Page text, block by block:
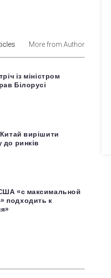
More from Author
із міністром
Білорусі
Китай вирішити
до ринків
«с максимальной
подходить к